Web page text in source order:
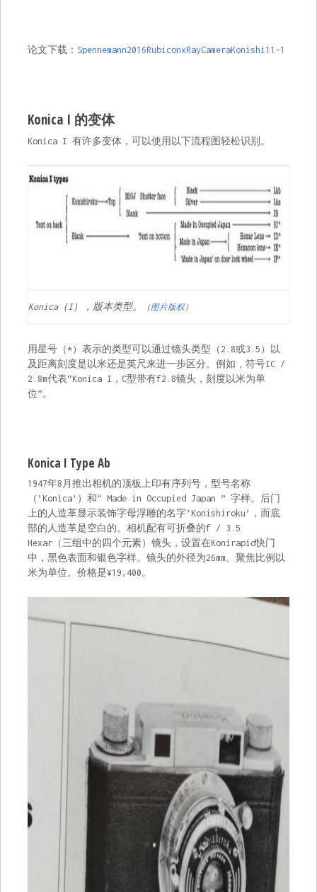
论文下载： Spennemann2016RubiconxRayCameraKonishi11-1
Konica I 的变体
Konica I 有许多变体，可以使用以下流程图轻松识别。
Konica（I），版本类型。 （图片版权）
用星号（*）表示的类型可以通过镜头类型（2.8或3.5）以
及距离刻度是以米还是英尺来进一步区分。例如，符号IC /
2.8m代表“Konica I，C型带有f2.8镜头，刻度以米为单
位”。
Konica I Type Ab
1947年8月推出相机的顶板上印有序列号，型号名称
（’Konica’）和“ Made in Occupied Japan ” 字样。后门
上的人造革显示装饰字母浮雕的名字’Konishiroku’，而底
部的人造革是空白的。相机配有可折叠的f / 3.5
Hexar（三组中的四个元素）镜头，设置在Konirapid快门
中，黑色表面和银色字样。镜头的外径为26mm。聚焦比例以
米为单位。价格是¥19,400。